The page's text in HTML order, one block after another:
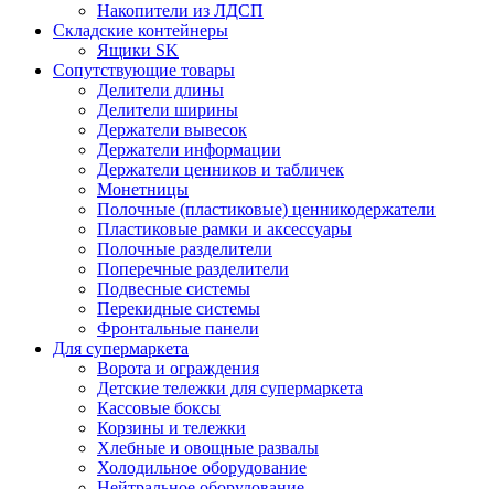
Накопители из ЛДСП
Складские контейнеры
Ящики SK
Сопутствующие товары
Делители длины
Делители ширины
Держатели вывесок
Держатели информации
Держатели ценников и табличек
Монетницы
Полочные (пластиковые) ценникодержатели
Пластиковые рамки и аксессуары
Полочные разделители
Поперечные разделители
Подвесные системы
Перекидные системы
Фронтальные панели
Для супермаркета
Ворота и ограждения
Детские тележки для супермаркета
Кассовые боксы
Корзины и тележки
Хлебные и овощные развалы
Холодильное оборудование